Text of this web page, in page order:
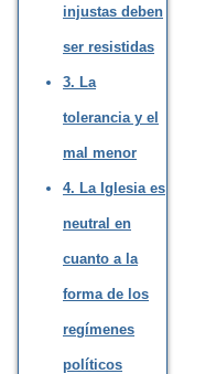
injustas deben
ser resistidas
3. La
tolerancia y el
mal menor
4. La Iglesia es
neutral en
cuanto a la
forma de los
regímenes
políticos